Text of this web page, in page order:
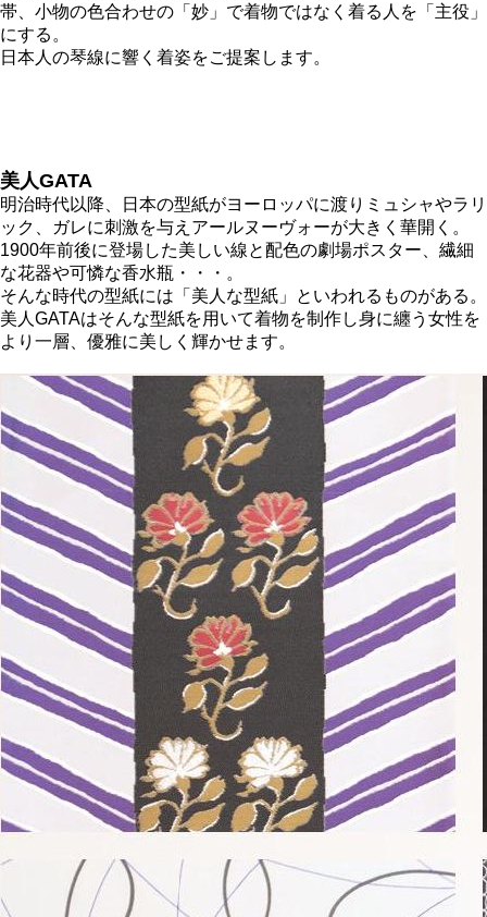
帯、小物の色合わせの「妙」で着物ではなく着る人を「主役」
にする。
日本人の琴線に響く着姿をご提案します。
美人GATA
明治時代以降、日本の型紙がヨーロッパに渡りミュシャやラリ
ック、ガレに刺激を与えアールヌーヴォーが大きく華開く。
1900年前後に登場した美しい線と配色の劇場ポスター、繊細
な花器や可憐な香水瓶・・・。
そんな時代の型紙には「美人な型紙」といわれるものがある。
美人GATAはそんな型紙を用いて着物を制作し身に纏う女性を
より一層、優雅に美しく輝かせます。